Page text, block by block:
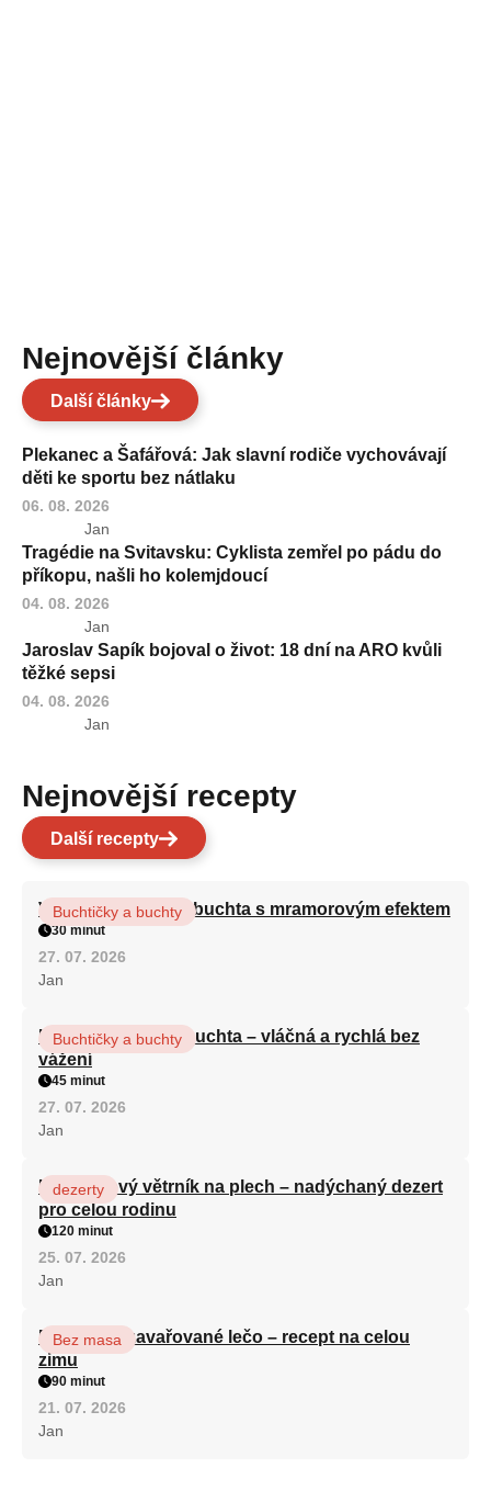
Nejnovější články
Další články
Plekanec a Šafářová: Jak slavní rodiče vychovávají
děti ke sportu bez nátlaku
06. 08. 2026
Jan
Tragédie na Svitavsku: Cyklista zemřel po pádu do
příkopu, našli ho kolemjdoucí
04. 08. 2026
Jan
Jaroslav Sapík bojoval o život: 18 dní na ARO kvůli
těžké sepsi
04. 08. 2026
Jan
Nejnovější recepty
Další recepty
Vláčná olejová litá buchta s mramorovým efektem
Buchtičky a buchty
30 minut
27. 07. 2026
Jan
Hrnková maková buchta – vláčná a rychlá bez
vážení
Buchtičky a buchty
45 minut
27. 07. 2026
Jan
Karamelový větrník na plech – nadýchaný dezert
pro celou rodinu
dezerty
120 minut
25. 07. 2026
Jan
Babiččino zavařované lečo – recept na celou
zimu
Bez masa
90 minut
21. 07. 2026
Jan